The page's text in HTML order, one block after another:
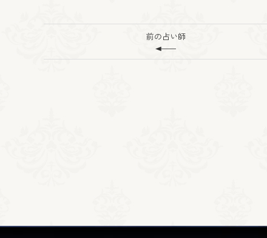
前の占い師